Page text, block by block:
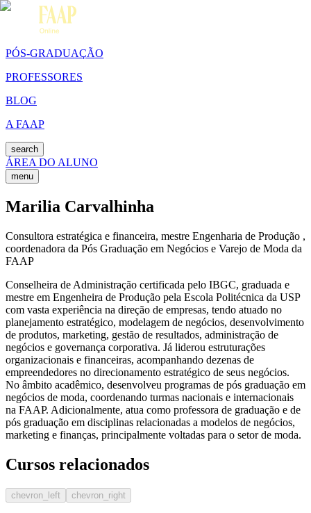
PÓS-GRADUAÇÃO
PROFESSORES
BLOG
A FAAP
search
ÁREA DO ALUNO
menu
Marilia Carvalhinha
Consultora estratégica e financeira, mestre Engenharia de Produção ,
coordenadora da Pós Graduação em Negócios e Varejo de Moda da
FAAP
Conselheira de Administração certificada pelo IBGC, graduada e
mestre em Engenheira de Produção pela Escola Politécnica da USP
com vasta experiência na direção de empresas, tendo atuado no
planejamento estratégico, modelagem de negócios, desenvolvimento
de produtos, marketing, gestão de resultados, administração de
negócios e governança corporativa. Já liderou estruturações
organizacionais e financeiras, acompanhando dezenas de
empreendedores no direcionamento estratégico de seus negócios.
No âmbito acadêmico, desenvolveu programas de pós graduação em
negócios de moda, coordenando turmas nacionais e internacionais
na FAAP. Adicionalmente, atua como professora de graduação e de
pós graduação em disciplinas relacionadas a modelos de negócios,
marketing e finanças, principalmente voltadas para o setor de moda.
Cursos relacionados
chevron_left chevron_right